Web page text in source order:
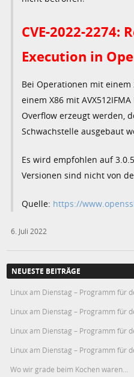
CVE-2022-2274:
Execution in
Bei Operationen mit einem
einem X86 mit
Overflow erzeugt werden,
Schwachstelle ausgebaut
Es wird empfohlen auf
Versionen sind nicht von
Quelle: https://
6. Juli 2022
NEUESTE BEITRÄGE
Linux am Dienstag – Programm für
Linux am Dienstag – Programm für
Linux am Dienstag – Programm für
Linux am Dienstag – Programm für
Wo wir grade beim Kochen waren…